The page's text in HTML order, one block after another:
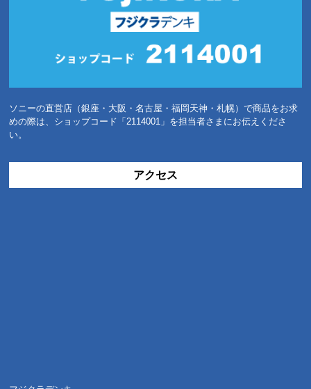
ソニーの直営店（銀座・大阪・名古屋・福岡天神・札幌）で商品をお求
めの際は、ショップコード「2114001」を担当者さまにお伝えくださ
い。
アクセス